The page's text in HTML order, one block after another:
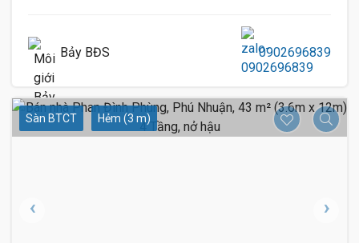
Bảy BĐS 0902696839
Sàn BTCT Hẻm (3 m)